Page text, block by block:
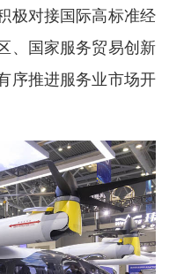
极对接国际高标准经
、国家服务贸易创新
序推进服务业市场开